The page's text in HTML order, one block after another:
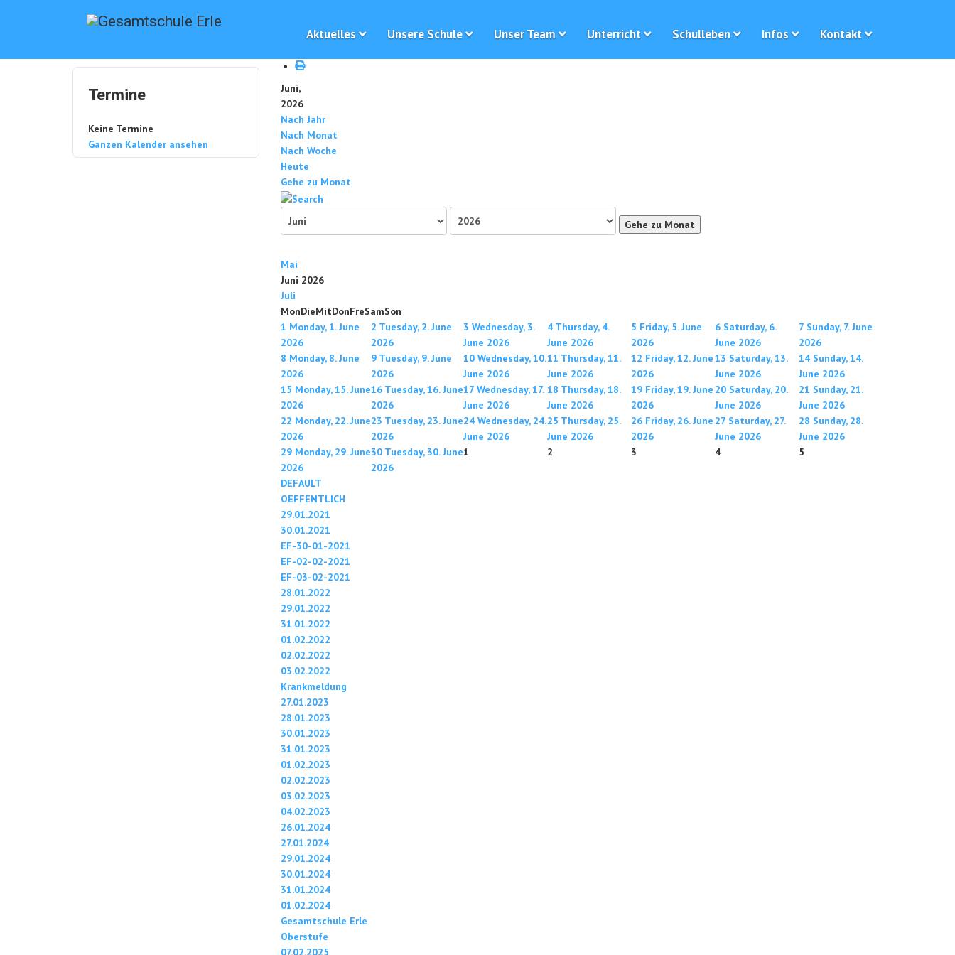
Aktuelles Unsere Schule Unser Team Unterricht Schulleben Infos Kontakt
Termine
Keine Termine
Ganzen Kalender ansehen
Juni,
2026
Nach Jahr
Nach Monat
Nach Woche
Heute
Gehe zu Monat
Gehe zu Monat
Mai
Juni 2026
Juli
MonDieMitDonFreSamSon
1 Monday, 1. June
2026
2 Tuesday, 2. June
2026
3 Wednesday, 3.
June 2026
4 Thursday, 4.
June 2026
5 Friday, 5. June
2026
6 Saturday, 6.
June 2026
7 Sunday, 7. June
2026
8 Monday, 8. June
2026
9 Tuesday, 9. June
2026
10 Wednesday, 10.
June 2026
11 Thursday, 11.
June 2026
12 Friday, 12. June
2026
13 Saturday, 13.
June 2026
14 Sunday, 14.
June 2026
15 Monday, 15. June
2026
16 Tuesday, 16. June
2026
17 Wednesday, 17.
June 2026
18 Thursday, 18.
June 2026
19 Friday, 19. June
2026
20 Saturday, 20.
June 2026
21 Sunday, 21.
June 2026
22 Monday, 22. June
2026
23 Tuesday, 23. June
2026
24 Wednesday, 24.
June 2026
25 Thursday, 25.
June 2026
26 Friday, 26. June
2026
27 Saturday, 27.
June 2026
28 Sunday, 28.
June 2026
29 Monday, 29. June
2026
30 Tuesday, 30. June
2026
1 2 3 4 5
DEFAULT
OEFFENTLICH
29.01.2021
30.01.2021
EF-30-01-2021
EF-02-02-2021
EF-03-02-2021
28.01.2022
29.01.2022
31.01.2022
01.02.2022
02.02.2022
03.02.2022
Krankmeldung
27.01.2023
28.01.2023
30.01.2023
31.01.2023
01.02.2023
02.02.2023
03.02.2023
04.02.2023
26.01.2024
27.01.2024
29.01.2024
30.01.2024
31.01.2024
01.02.2024
Gesamtschule Erle
Oberstufe
07.02.2025